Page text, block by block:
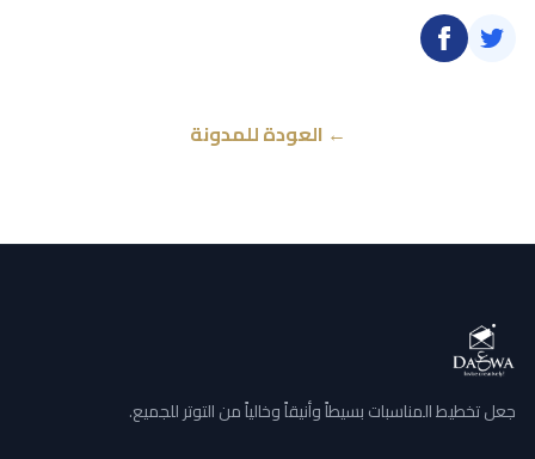
← العودة للمدونة
جعل تخطيط المناسبات بسيطاً وأنيقاً وخالياً من التوتر للجميع.